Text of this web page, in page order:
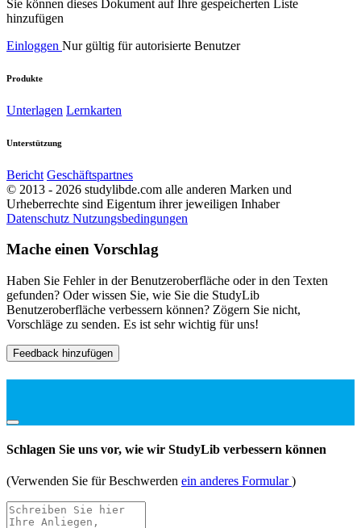
Sie können dieses Dokument auf Ihre gespeicherten Liste
hinzufügen
Einloggen Nur gültig für autorisierte Benutzer
Produkte
Unterlagen Lernkarten
Unterstützung
Bericht Geschäftspartnes
© 2013 - 2026 studylibde.com alle anderen Marken und
Urheberrechte sind Eigentum ihrer jeweiligen Inhaber
Datenschutz Nutzungsbedingungen
Mache einen Vorschlag
Haben Sie Fehler in der Benutzeroberfläche oder in den Texten
gefunden? Oder wissen Sie, wie Sie die StudyLib
Benutzeroberfläche verbessern können? Zögern Sie nicht,
Vorschläge zu senden. Es ist sehr wichtig für uns!
Feedback hinzufügen
Schlagen Sie uns vor, wie wir StudyLib verbessern können
(Verwenden Sie für Beschwerden ein anderes Formular)